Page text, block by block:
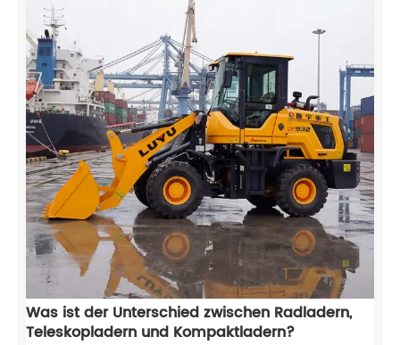
Was ist der Unterschied zwischen Radladern,
Teleskopladern und Kompaktladern?